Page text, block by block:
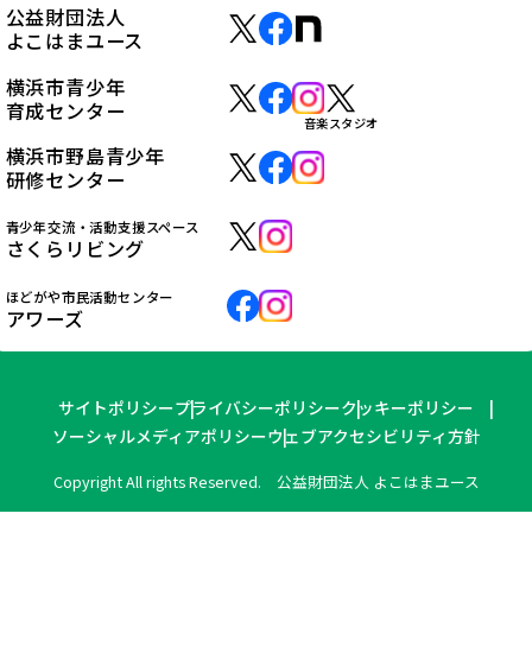
公益財団法人
よこはまユース
横浜市青少年
育成センター
音楽スタジオ
横浜市野島青少年
研修センター
青少年交流・活動支援スペース
さくらリビング
ほどがや市民活動センター
アワーズ
サイトポリシープライバシーポリシークッキーポリシー
ソーシャルメディアポリシーウェブアクセシビリティ方針
Copyright All rights Reserved. 公益財団法人 よこはまユース